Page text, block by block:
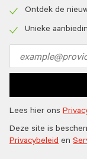
icon
icon
Ontdek de
Unieke
address
Lees hier ons
Deze site is
Privacybeleid en